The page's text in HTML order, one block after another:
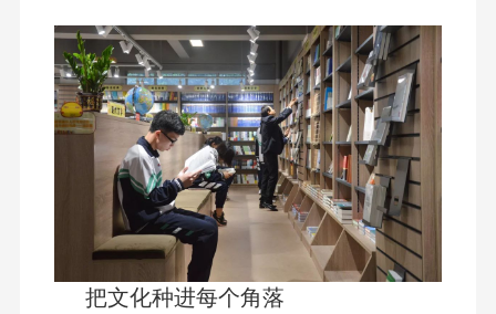
把文化种进每个角落